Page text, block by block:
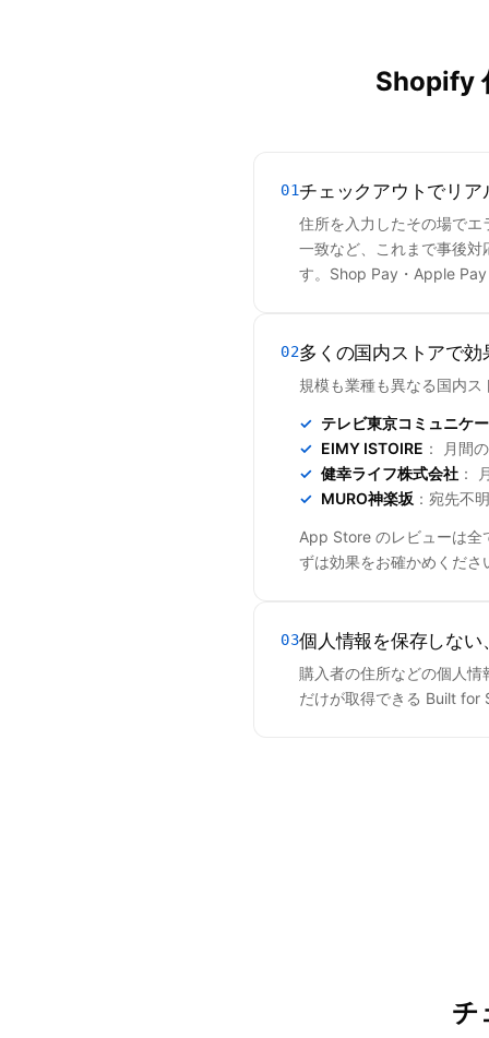
Shopify
01チェックアウトでリア
住所を入力したその場で
一致など、これまで事後
す。Shop Pay・Apple
02多くの国内ストアで効
規模も業種も異なる国内
テレビ東京コミュニケ
EIMY ISTOIRE ： 月間
健幸ライフ株式会社 ：
MURO神楽坂 ：宛先不
App Store のレビューは
ずは効果をお確かめくださ
03個人情報を保存しな
購入者の住所などの個人
だけが取得できる Built for
チ